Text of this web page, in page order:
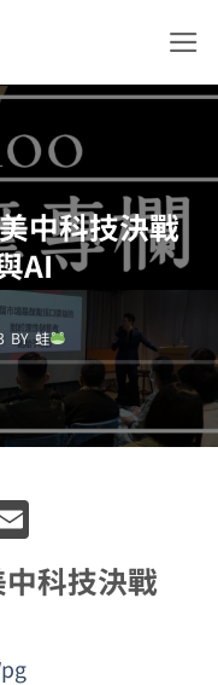
中科技決戰
AI
BY蛙
中科技決戰